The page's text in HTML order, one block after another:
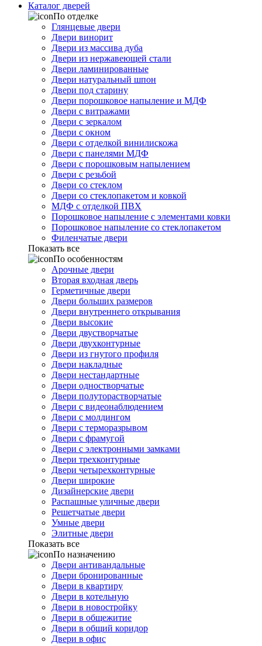
Каталог дверей
По отделке
Глянцевые двери
Двери винорит
Двери из массива дуба
Двери из нержавеющей стали
Двери ламинированные
Двери натуральный шпон
Двери под старину
Двери порошковое напыление и МДФ
Двери с витражами
Двери с зеркалом
Двери с окном
Двери с отделкой винилискожа
Двери с панелями МДФ
Двери с порошковым напылением
Двери с резьбой
Двери со стеклом
Двери со стеклопакетом и ковкой
МДФ с отделкой ПВХ
Порошковое напыление с элементами ковки
Порошковое напыление со стеклопакетом
Филенчатые двери
Показать все
По особенностям
Арочные двери
Вторая входная дверь
Герметичные двери
Двери больших размеров
Двери внутреннего открывания
Двери высокие
Двери двустворчатые
Двери двухконтурные
Двери из гнутого профиля
Двери накладные
Двери нестандартные
Двери одностворчатые
Двери полуторастворчатые
Двери с видеонаблюдением
Двери с молдингом
Двери с терморазрывом
Двери с фрамугой
Двери с электронными замками
Двери трехконтурные
Двери четырехконтурные
Двери широкие
Дизайнерские двери
Распашные уличные двери
Решетчатые двери
Умные двери
Элитные двери
Показать все
По назначению
Двери антивандальные
Двери бронированные
Двери в квартиру
Двери в котельную
Двери в новостройку
Двери в общежитие
Двери в общий коридор
Двери в офис